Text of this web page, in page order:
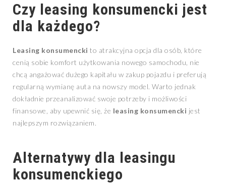
Czy leasing konsumencki jest
dla każdego?
Leasing konsumencki to atrakcyjna opcja dla osób, które
cenią sobie komfort użytkowania nowego samochodu, nie
chcą angażować dużego kapitału w zakup pojazdu i preferują
regularną wymianę auta na nowszy model. Warto jednak
dokładnie przeanalizować swoje potrzeby i możliwości
finansowe, aby upewnić się, że leasing konsumencki jest
najlepszym rozwiązaniem.
Alternatywy dla leasingu
konsumenckiego